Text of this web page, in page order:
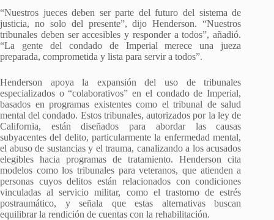
“Nuestros jueces deben ser parte del futuro del sistema de
justicia, no solo del presente”, dijo Henderson. “Nuestros
tribunales deben ser accesibles y responder a todos”, añadió.
“La gente del condado de Imperial merece una jueza
preparada, comprometida y lista para servir a todos”.
Henderson apoya la expansión del uso de tribunales
especializados o “colaborativos” en el condado de Imperial,
basados en programas existentes como el tribunal de salud
mental del condado. Estos tribunales, autorizados por la ley de
California, están diseñados para abordar las causas
subyacentes del delito, particularmente la enfermedad mental,
el abuso de sustancias y el trauma, canalizando a los acusados
elegibles hacia programas de tratamiento. Henderson cita
modelos como los tribunales para veteranos, que atienden a
personas cuyos delitos están relacionados con condiciones
vinculadas al servicio militar, como el trastorno de estrés
postraumático, y señala que estas alternativas buscan
equilibrar la rendición de cuentas con la rehabilitación.